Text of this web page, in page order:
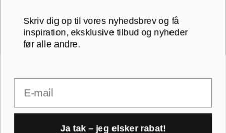
© 2026 Printogrammer.dk
Pay
Skriv dig op til vores nyhedsbrev og få
inspiration, eksklusive tilbud og nyheder
før alle andre.
Ja tak – jeg elsker rabat!